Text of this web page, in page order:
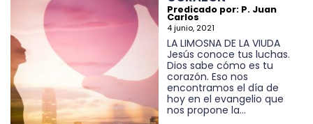
Predicado por: P. Juan
Carlos
4 junio, 2021
LA LIMOSNA DE LA VIUDA
Jesús conoce tus luchas.
Dios sabe cómo es tu
corazón. Eso nos
encontramos el día de
hoy en el evangelio que
nos propone la...